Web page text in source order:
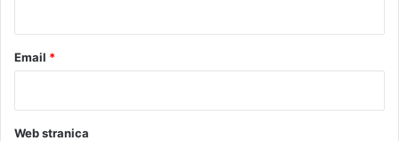
Email *
Web stranica